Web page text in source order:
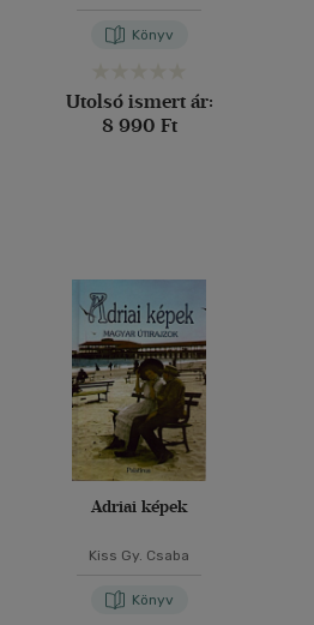
Könyv
Utolsó ismert ár:
8 990 Ft
Adriai képek
Kiss Gy. Csaba
Könyv